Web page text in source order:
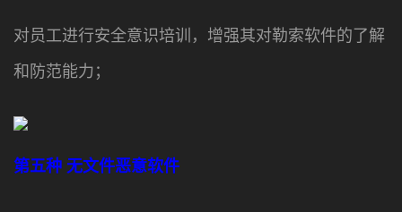
对员工进行安全意识培训，增强其对勒索软件的了解
和防范能力；
第五种 无文件恶意软件